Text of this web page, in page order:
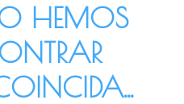
HEMOS